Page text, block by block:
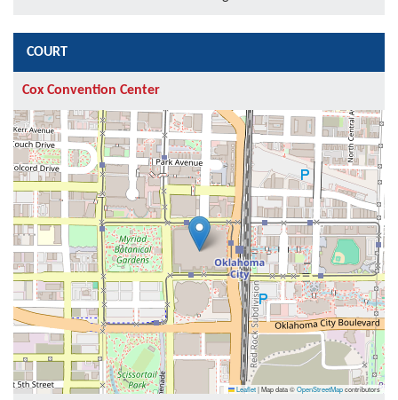
COURT
Cox Convention Center
Leaflet|Map data ©OpenStreetMapcontributors